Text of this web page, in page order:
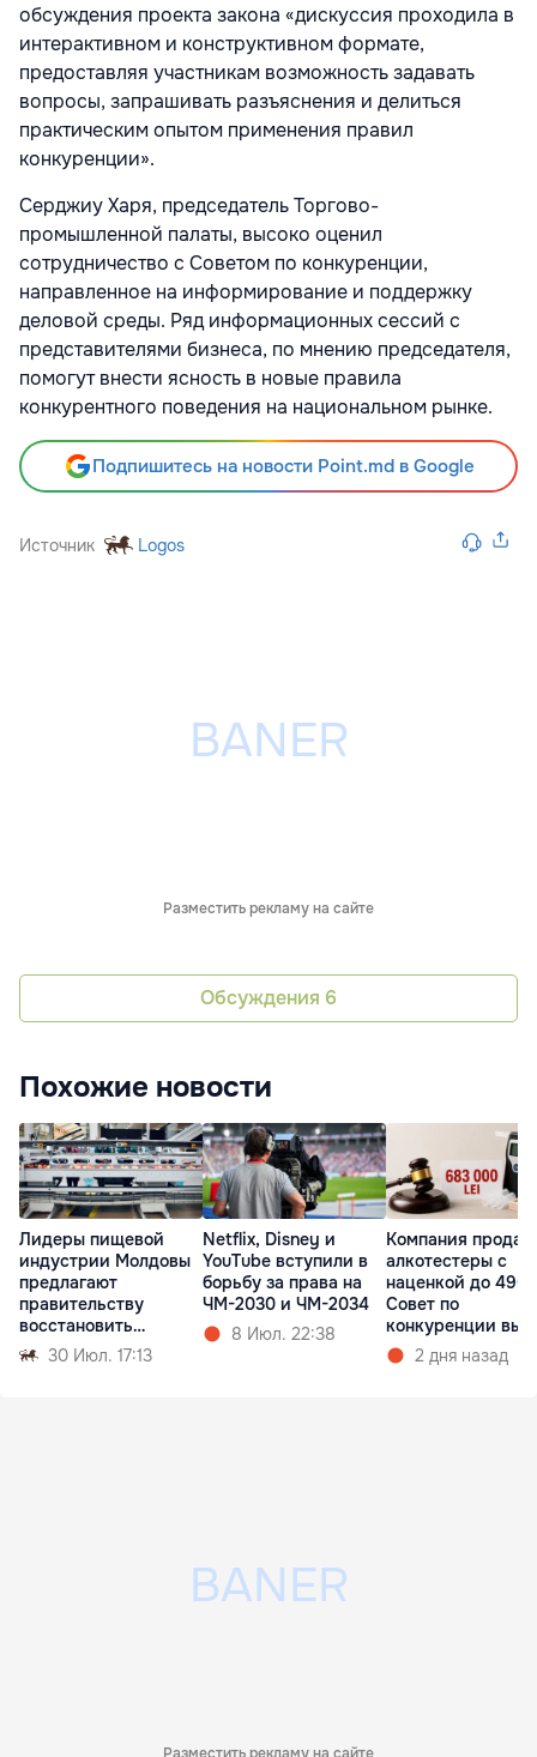
обсуждения проекта закона «дискуссия проходила в
интерактивном и конструктивном формате,
предоставляя участникам возможность задавать
вопросы, запрашивать разъяснения и делиться
практическим опытом применения правил
конкуренции».
Серджиу Харя, председатель Торгово-
промышленной палаты, высоко оценил
сотрудничество с Советом по конкуренции,
направленное на информирование и поддержку
деловой среды. Ряд информационных сессий с
представителями бизнеса, по мнению председателя,
помогут внести ясность в новые правила
конкурентного поведения на национальном рынке.
Подпишитесь на новости Point.md в Google
Источник Logos
Разместить рекламу на сайте
Обсуждения 6
Похожие новости
Лидеры пищевой
индустрии Молдовы
предлагают
правительству
восстановить
конкуренцию
30 Июл. 17:13
Netflix, Disney и
YouTube вступили в
борьбу за права на
ЧМ-2030 и ЧМ-2034
8 Июл. 22:38
Компания
алкотестеры с
наценкой до
Совет по
конкуренции
штраф2 дня назад